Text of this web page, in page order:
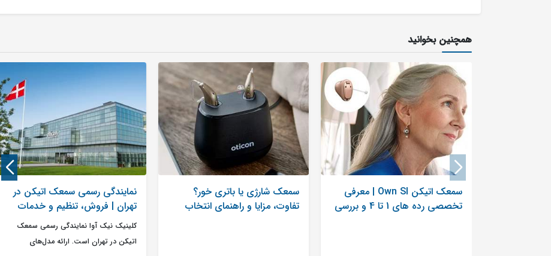
همچنین بخوانید
سمعک اتیکن Own SI | معرفی
تخصصی رده های 1 تا 4 و بررسی
سمعک شارژی یا باتری خور؟
تفاوت، مزایا و راهنمای انتخاب
نمایندگی رسمی سمعک اتیکن در
تهران | فروش، تنظیم و خدمات
تخصصی Oticon در کلینیک نیک
آوا
کلینیک نیک آوا نمایندگی رسمی سمعک
اتیکن در تهران است. ارائه مدل‌های